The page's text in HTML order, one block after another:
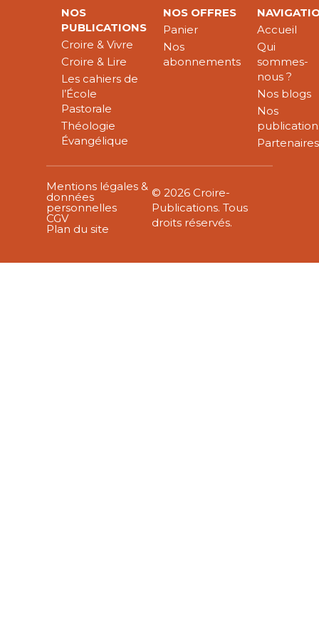
NOS
PUBLICATIONS
Croire & Vivre
Croire & Lire
Les cahiers de
l’École
Pastorale
Théologie
Évangélique
NOS OFFRES
Panier
Nos
abonnements
Accueil
Qui
sommes-
nous ?
Nos blogs
Nos
Partenaires
Mentions légales &
données
personnelles
CGV
Plan du site
© 2026 Croire-
Publications. Tous
droits réservés.